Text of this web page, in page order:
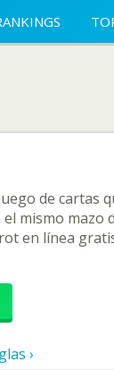
de cartas
el mismo
en línea
›